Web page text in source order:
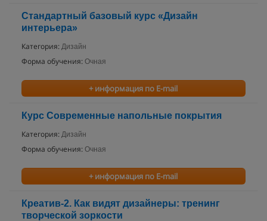
Стандартный базовый курс «Дизайн
интерьера»
Категория: Дизайн
Форма обучения: Очная
+ информация по E-mail
Курс Современные напольные покрытия
Категория: Дизайн
Форма обучения: Очная
+ информация по E-mail
Креатив-2. Как видят дизайнеры: тренинг
творческой зоркости